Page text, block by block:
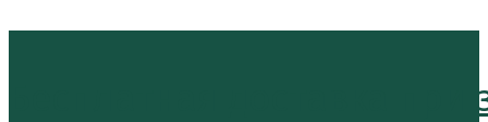
Бесплатная доставка при